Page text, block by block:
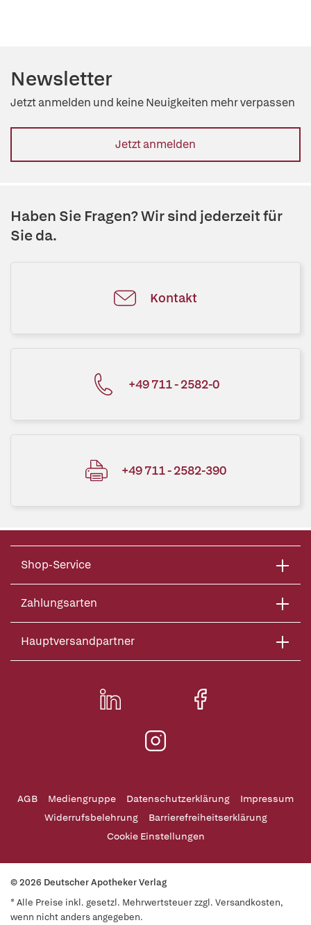
Newsletter
Jetzt anmelden und keine Neuigkeiten mehr verpassen
Jetzt anmelden
Haben Sie Fragen? Wir sind jederzeit für
Sie da.
Kontakt
+49 711 - 2582-0
+49 711 - 2582-390
Shop-Service
Zahlungsarten
Hauptversandpartner
AGB Mediengruppe Datenschutzerklärung
Impressum
Widerrufsbelehrung
Barrierefreiheitserklärung
Cookie Einstellungen
© 2026 Deutscher Apotheker Verlag
* Alle Preise inkl. gesetzl. Mehrwertsteuer zzgl. Versandkosten,
wenn nicht anders angegeben.